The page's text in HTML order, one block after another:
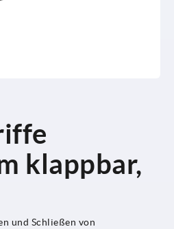
klappbar,
und Schließen von